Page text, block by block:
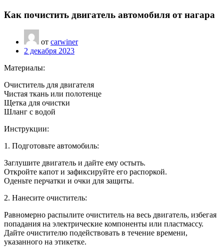
Как почистить двигатель автомобиля от нагара
от carwiner
2 декабря 2023
Материалы:
Очиститель для двигателя
Чистая ткань или полотенце
Щетка для очистки
Шланг с водой
Инструкции:
1. Подготовьте автомобиль:
Заглушите двигатель и дайте ему остыть.
Откройте капот и зафиксируйте его распоркой.
Оденьте перчатки и очки для защиты.
2. Нанесите очиститель:
Равномерно распылите очиститель на весь двигатель, избегая
попадания на электрические компоненты или пластмассу.
Дайте очистителю подействовать в течение времени,
указанного на этикетке.